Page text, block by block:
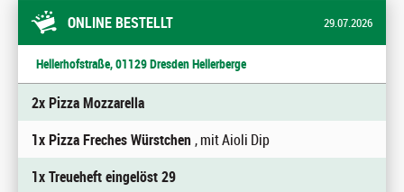
ONLINE BESTELLT 29.07.2026
Hellerhofstraße, 01129 Dresden Hellerberge
2x Pizza Mozzarella
1x Pizza Freches Würstchen, mit Aioli Dip
1x Treueheft eingelöst 29